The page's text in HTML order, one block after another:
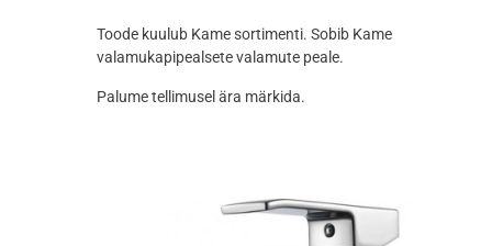
Toode kuulub Kame sortimenti. Sobib Kame
valamukapipealsete valamute peale.
Palume tellimusel ära märkida.